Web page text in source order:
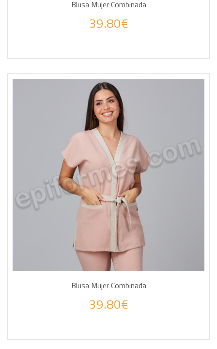
Blusa Mujer Combinada
39.80€
Blusa Mujer Combinada
39.80€